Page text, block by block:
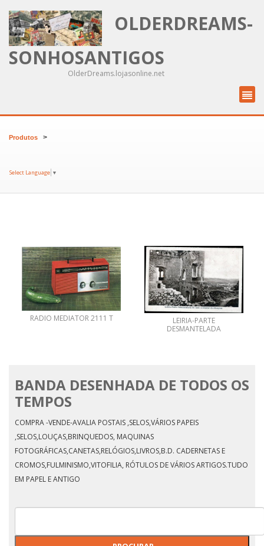
OLDERDREAMS-
SONHOSANTIGOS
OlderDreams.lojasonline.net
Produtos >
Select Language ▼
RADIO MEDIATOR 2111 T
LEIRIA-PARTE
DESMANTELADA
BANDA DESENHADA DE TODOS OS
TEMPOS
COMPRA -VENDE-AVALIA POSTAIS ,SELOS,VÁRIOS PAPEIS
,SELOS,LOUÇAS,BRINQUEDOS, MAQUINAS
FOTOGRÁFICAS,CANETAS,RELÓGIOS,LIVROS,B.D. CADERNETAS E
CROMOS,FULMINISMO,VITOFILIA, RÓTULOS DE VÁRIOS ARTIGOS.TUDO
EM PAPEL E ANTIGO